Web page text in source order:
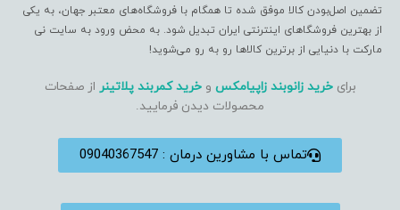
تضمین اصل‌بودن کالا موفق شده تا همگام با فروشگاه‌های معتبر جهان، به یکی
از بهترین فروشگاهای اینترنتی ایران تبدیل شود. به محض ورود به سایت نی
مارکت با دنیایی از برترین کالاها رو به رو می‌شوید!
برایخرید زانوبند زاپیامکسوخرید کمربند پلاتینراز صفحات
محصولات دیدن فرمایید.
تماس با مشاورین درمان : 09040367547